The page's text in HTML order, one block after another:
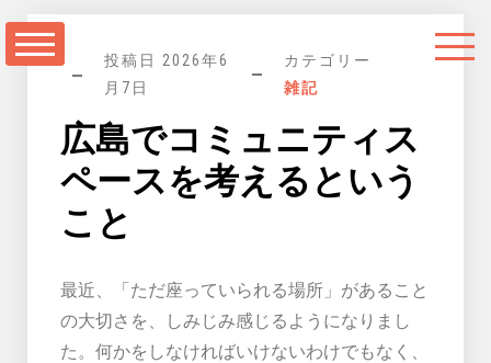
ン
投稿日 2026年6
月7日
カテゴリー
雑記
広島でコミュニティス
ペースを考えるという
こと
最近、「ただ座っていられる場所」があること
の大切さを、しみじみ感じるようになりまし
た。何かをしなければいけないわけでもなく、